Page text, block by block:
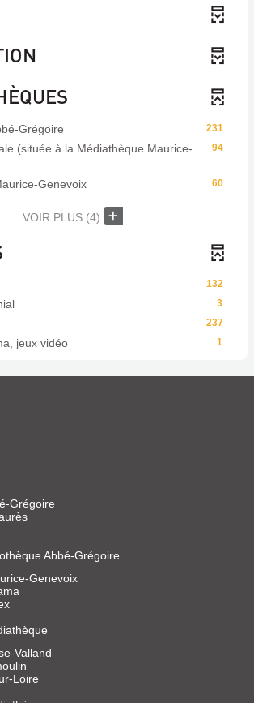
231
Grégoire
94
(située à la Médiathèque Maurice-
60
Genevoix
VOIR PLUS (4)
132
3
237
1
jeux vidéo
Grégoire
Abbé-Grégoire
Genevoix
Valland
Loire